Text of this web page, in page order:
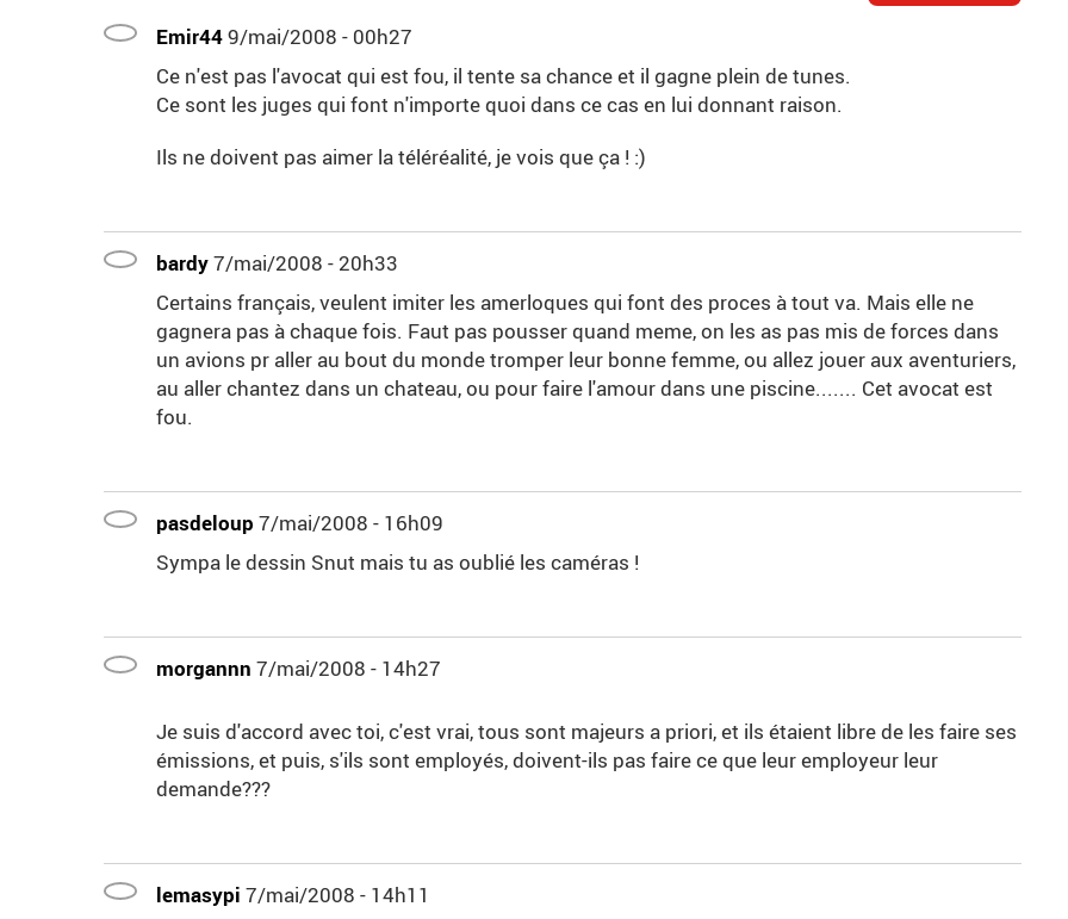
Emir449/mai/2008 - 00h27
Ce n'est pas l'avocat qui est fou, il tente sa chance et il gagne plein de tunes.
Ce sont les juges qui font n'importe quoi dans ce cas en lui donnant raison.
Ils ne doivent pas aimer la téléréalité, je vois que ça ! :)
bardy7/mai/2008 - 20h33
Certains français, veulent imiter les amerloques qui font des proces à tout va. Mais elle ne
gagnera pas à chaque fois. Faut pas pousser quand meme, on les as pas mis de forces dans
un avions pr aller au bout du monde tromper leur bonne femme, ou allez jouer aux aventuriers,
au aller chantez dans un chateau, ou pour faire l'amour dans une piscine....... Cet avocat est
fou.
pasdeloup 7/mai/2008 - 16h09
Sympa le dessin Snut mais tu as oublié les caméras !
morgannn 7/mai/2008 - 14h27
Je suis d'accord avec toi, c'est vrai, tous sont majeurs a priori, et ils étaient libre de les faire ses
émissions, et puis, s'ils sont employés, doivent-ils pas faire ce que leur employeur leur
demande???
lemasypi 7/mai/2008 - 14h11